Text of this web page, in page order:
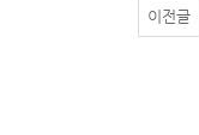
이전글